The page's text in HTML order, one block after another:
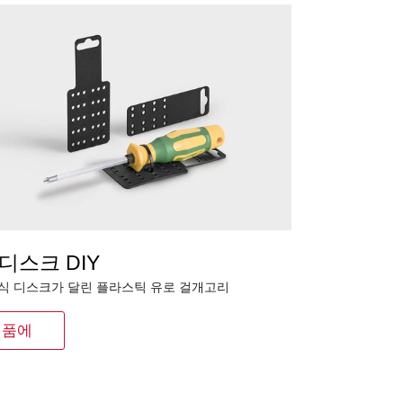
스크 DIY
디스크가 달린 플라스틱 유로 걸개고리
에